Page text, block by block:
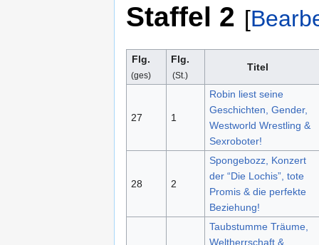
Staffel 2 [
Flg.
(ges)
Flg.
(St.)
Titel
27 1
Robin liest seine
Geschichten, Gender,
Westworld Wrestling &
Sexroboter!
28 2
Spongebozz, Konzert
der “Die Lochis”, tote
Promis & die perfekte
Beziehung!
Taubstumme Träume,
Weltherrschaft &